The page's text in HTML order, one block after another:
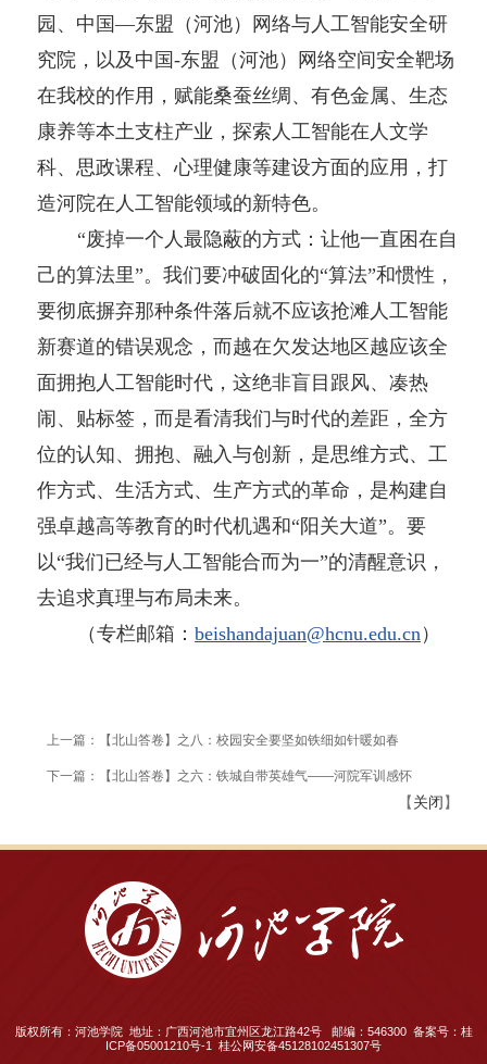
园、中国—东盟（河池）网络与人工智能安全研
究院，以及中国-东盟（河池）网络空间安全靶场
在我校的作用，赋能桑蚕丝绸、有色金属、生态
康养等本土支柱产业，探索人工智能在人文学
科、思政课程、心理健康等建设方面的应用，打
造河院在人工智能领域的新特色。
“废掉一个人最隐蔽的方式：让他一直困在自
己的算法里”。我们要冲破固化的“算法”和惯性，
要彻底摒弃那种条件落后就不应该抢滩人工智能
新赛道的错误观念，而越在欠发达地区越应该全
面拥抱人工智能时代，这绝非盲目跟风、凑热
闹、贴标签，而是看清我们与时代的差距，全方
位的认知、拥抱、融入与创新，是思维方式、工
作方式、生活方式、生产方式的革命，是构建自
强卓越高等教育的时代机遇和“阳关大道”。要
以“我们已经与人工智能合而为一”的清醒意识，
去追求真理与布局未来。
（专栏邮箱：beishandajuan@hcnu.edu.cn ）
上一篇：【北山答卷】之八：校园安全要坚如铁细如针暖如春
下一篇：【北山答卷】之六：铁城自带英雄气——河院军训感怀
【关闭】
版权所有：河池学院 地址：广西河池市宜州区龙江路42号 邮编：546300 备案号：桂
ICP备05001210号-1 桂公网安备45128102451307号